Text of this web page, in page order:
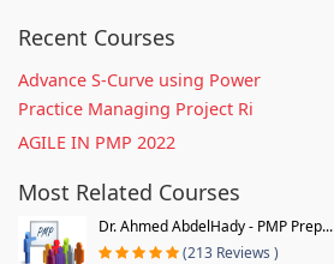
Recent Courses
Advance S-Curve using Power
Practice Managing Project Ri
AGILE IN PMP 2022
Most Related Courses
Dr. Ahmed AbdelHady - PMP Prep...
(213 Reviews )